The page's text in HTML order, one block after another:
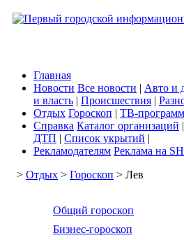
Главная
Новости Все новости | Авто и
и власть | Происшествия |
Отдых Гороскоп | ТВ-
Справка Каталог организаций |
ДТП | Список укрытий |
Рекламодателям Реклама на
> Отдых > Гороскоп > Лев
Общий гороскоп
Бизнес-гороскоп